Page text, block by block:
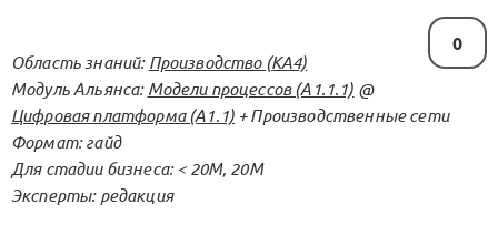
0
Область знаний: Производство (KA4)
Модуль Альянса: Модели процессов (А1.1.1) @
Цифровая платформа (А1.1) + Производственные сети
Формат: гайд
Для стадии бизнеса: < 20М, 20М
Эксперты: редакция